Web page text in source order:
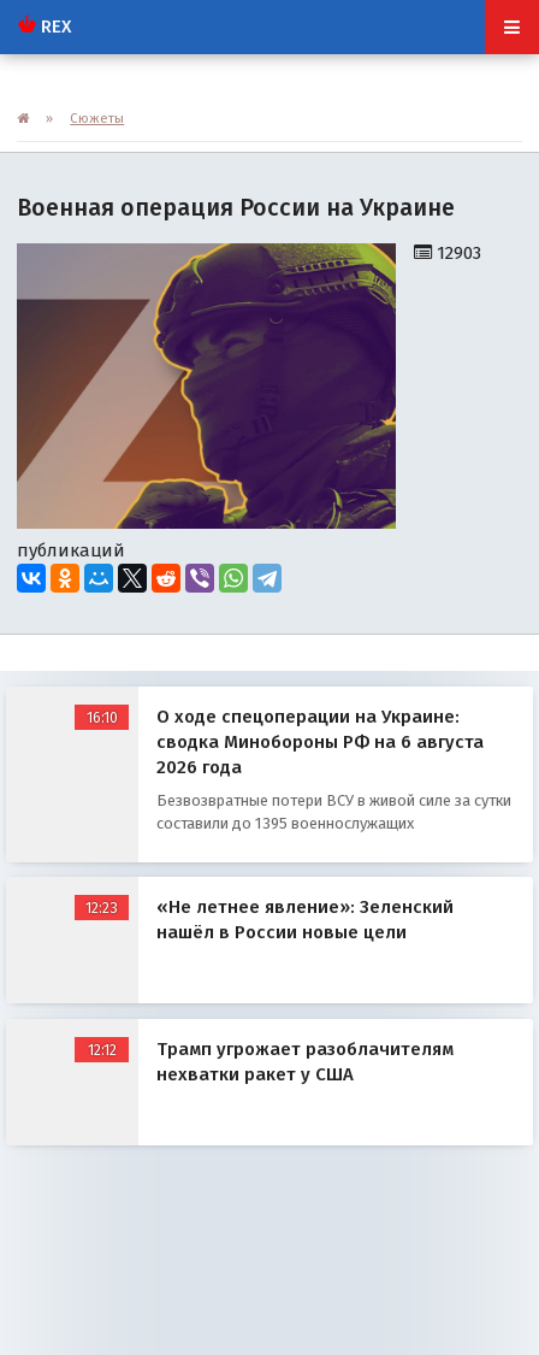
REX
» Сюжеты
Военная операция России на Украине
12903
публикаций
16:10
О ходе спецоперации на Украине:
сводка Минобороны РФ на 6 августа
2026 года
Безвозвратные потери ВСУ в живой силе за сутки
составили до 1395 военнослужащих
12:23
«Не летнее явление»: Зеленский
нашёл в России новые цели
12:12
Трамп угрожает разоблачителям
нехватки ракет у США